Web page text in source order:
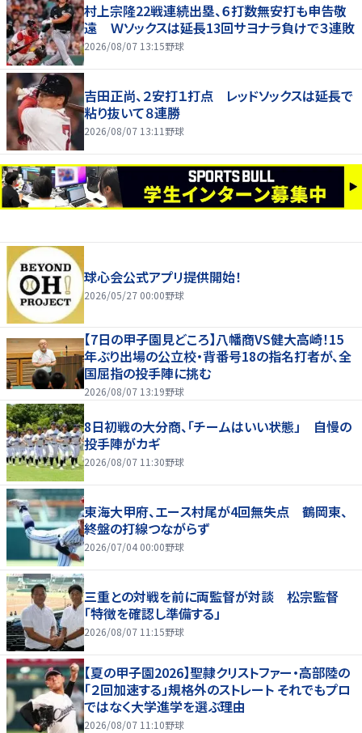
村上宗隆22戦連続出塁、６打数無安打も申告敬
遠 Ｗソックスは延長13回サヨナラ負けで３連敗
2026/08/07 13:15野球
吉田正尚、２安打１打点 レッドソックスは延長で
粘り抜いて８連勝
2026/08/07 13:11 野球
球心会公式アプリ提供開始！
2026/05/27 00:00野球
【7日の甲子園見どころ】八幡商VS健大高崎！15
年ぶり出場の公立校・背番号18の指名打者が、全
国屈指の投手陣に挑む
2026/08/07 13:19野球
8日初戦の大分商、「チームはいい状態」 自慢の
投手陣がカギ
2026/08/07 11:30野球
東海大甲府、エース村尾が4回無失点 鶴岡東、
終盤の打線つながらず
2026/07/04 00:00野球
三重との対戦を前に両監督が対談 松宗監督
「特徴を確認し準備する」
2026/08/07 11:15野球
【夏の甲子園2026】聖隷クリストファー・高部陸の
「２回加速する」規格外のストレート それでもプロ
ではなく大学進学を選ぶ理由
2026/08/07 11:10野球